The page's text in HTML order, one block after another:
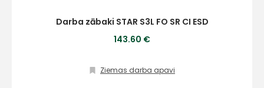
Darba zābaki STAR S3L FO SR CI ESD
143.60 €
Ziemas darba apavi